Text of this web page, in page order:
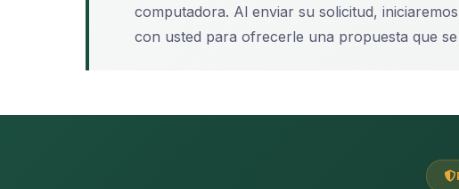
computadora. Al enviar su solicitud,
con usted para ofrecerle una propuesta que se